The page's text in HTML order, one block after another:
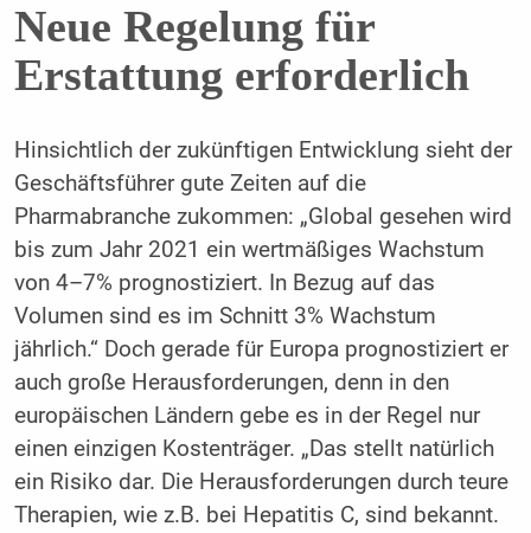
Neue Regelung für
Erstattung erforderlich
Hinsichtlich der zukünftigen Entwicklung sieht der
Geschäftsführer gute Zeiten auf die
Pharmabranche zukommen: „Global gesehen wird
bis zum Jahr 2021 ein wertmäßiges Wachstum
von 4–7% prognostiziert. In Be­zug auf das
Volumen sind es im Schnitt 3% Wachstum
jährlich.“ Doch gerade für Europa prognostiziert er
auch große Herausforderun­gen, denn in den
europäischen Ländern gebe es in der Regel nur
einen einzigen Kostenträ­ger. „Das stellt natürlich
ein Risiko dar. Die Herausforderungen durch teure
Therapien, wie z.B. bei Hepatitis C, sind bekannt.